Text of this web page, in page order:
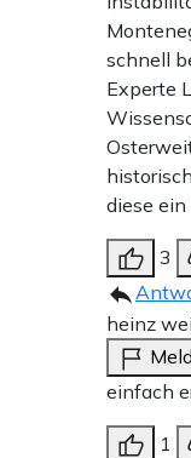
schnell
Experte
diese
3
heinz
einfach
1